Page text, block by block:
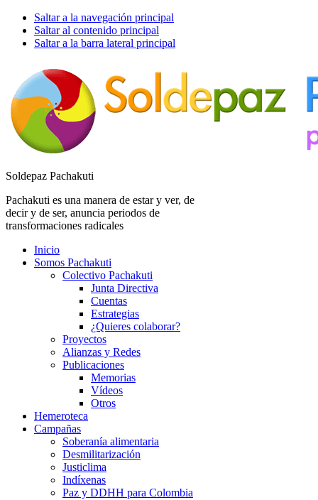
Saltar a la navegación principal
Saltar al contenido principal
Saltar a la barra lateral principal
Soldepaz Pachakuti
Pachakuti es una manera de estar y ver, de
decir y de ser, anuncia periodos de
transformaciones radicales
Inicio
Somos Pachakuti
Colectivo Pachakuti
Junta Directiva
Cuentas
Estrategias
¿Quieres colaborar?
Proyectos
Alianzas y Redes
Publicaciones
Memorias
Vídeos
Otros
Hemeroteca
Campañas
Soberanía alimentaria
Desmilitarización
Justiclima
Indíxenas
Paz y DDHH para Colombia